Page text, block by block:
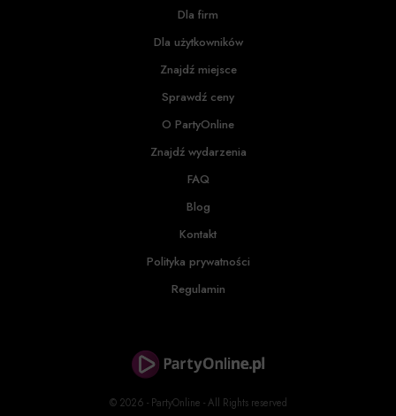
© 2026 - PartyOnline - All Rights reserved
Dla firm
Dla użytkowników
Znajdź miejsce
Sprawdź ceny
O PartyOnline
Znajdź wydarzenia
FAQ
Blog
Kontakt
Polityka prywatności
Regulamin